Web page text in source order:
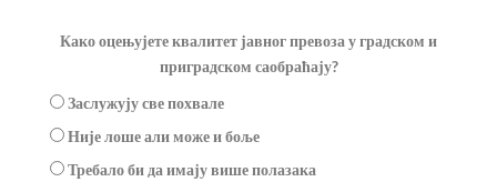
Како оцењујете квалитет јавног превоза у градском и
приградском саобраћају?
Заслужују све похвале
Није лоше али може и боље
Требало би да имају више полазака